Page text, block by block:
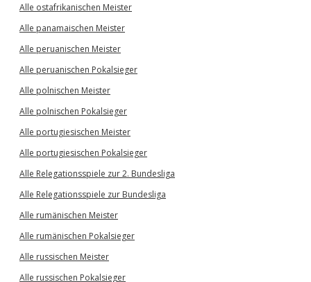
Alle ostafrikanischen Meister
Alle panamaischen Meister
Alle peruanischen Meister
Alle peruanischen Pokalsieger
Alle polnischen Meister
Alle polnischen Pokalsieger
Alle portugiesischen Meister
Alle portugiesischen Pokalsieger
Alle Relegationsspiele zur 2. Bundesliga
Alle Relegationsspiele zur Bundesliga
Alle rumänischen Meister
Alle rumänischen Pokalsieger
Alle russischen Meister
Alle russischen Pokalsieger